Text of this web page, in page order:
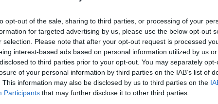
opt-out of the sale, sharing to third parties, or processing of your
for targeted advertising by us, please use the below opt-out
selection. Please note that after your opt-out request is processed
interest-based ads based on personal information utilized by us
to third parties prior to your opt-out. You may separately
of your personal information by third parties on the IAB’s list of
This information may also be disclosed by us to third parties on the
Participants that may further disclose it to other third parties.
játékosa pontosan nem írta le a
a Honvéd elleni bajnokin a mezőny talán
által - a hónap játékosának is
miatt érhették inzultusok a Loki
bejegyzésétidézzük az alábbiakban.